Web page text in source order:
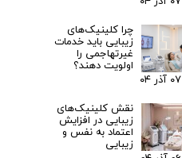
چرا کلینیک‌های
زیبایی باید خدمات
غیرتهاجمی را
اولویت دهند؟
۰۷ آذر ۰۴
نقش کلینیک‌های
زیبایی در افزایش
اعتماد به نفس و
زیبایی